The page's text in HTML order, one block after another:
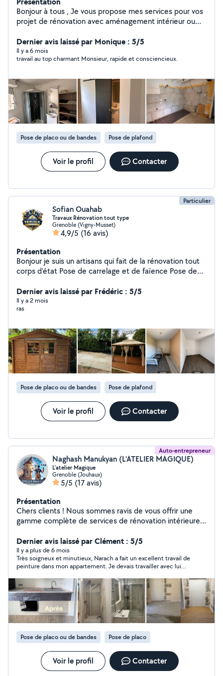
Bonjour à tous , Je vous propose mes services pour vos
projet de rénovation avec aménagement intérieur ou
de papier peint ,placo , revêtements de sols ,pour
mettre en valeur votre bien. Mais également la pose de
votre de votre cuisine , meuble ,.. N'hésitez pas à
un aperçu de mon travail . Pour plus d'informations
n'hésitez pas à me contacter directement .
Dernier avis laissé par Monique : 5/5
Il y a 6 mois
travail au top charmant Monsieur, rapide et consciencieux.
Pose de placo ou de bandes Pose de plafond
Voir le profil Contacter
Particulier
Sofian Ouahab
Travaux Rénovation tout type
Grenoble (Vigny-Musset)
4,9/5 (16 avis)
Présentation
Bonjour je suis un artisans qui fait de la rénovation tout
corps d'état Pose de carrelage et de faïence Pose de
Plomberie ( Raccord évacuation et arrivée d'eau ) , (
Pose de receveur, vasque, wc ) Montage de meuble Et
autres N'hésiter pas à me contacter pour qu'on puisse
Dernier avis laissé par Frédéric : 5/5
Il y a 2 mois
ras
Pose de placo ou de bandes Pose de plafond
Voir le profil Contacter
Auto-entrepreneur
Naghash Manukyan (L'ATELIER MAGIQUE)
L'atelier Magique
Grenoble (Jouhaux)
5/5 (17 avis)
Présentation
Chers clients ! Nous sommes ravis de vous offrir une
gamme complète de services de rénovation intérieure :
carreaux, jointoiement et finition avec des éléments
décoratifs. Montage de plaques de plâtre : installation
de la structure, habillage, nivellement, isolation et
préparation pour la peinture ou le papier peint. Peinture
des murs et plafonds : préparation des surfaces,
application d'apprêt, peinture en plusieurs couches pour
une finition durable. Travaux de plomberie : installation
et remplacement des tuyaux, montage des
équipements sanitaires, étanchéité et test des fuites.
Montage et installation de meubles : assemblage
professionnel, fixation et raccordement des appareils
encastrés. Travaux de peinture et pose de papier peint :
nivellement des murs, peinture et pose précise de
papier peint. Nous veillons à la qualité de chaque étape
Dernier avis laissé par Clément : 5/5
Il y a plus de 6 mois
Très soigneux et minutieux, Narach a fait un excellent travail de
peinture dans mon appartement. Je devais travailler avec lui
recommande vivement Narach sans aucun souci.
Pose de placo ou de bandes Pose de placo
Voir le profil Contacter